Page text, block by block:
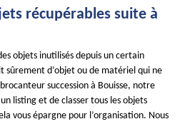
récupérables suite à
objets inutilisés depuis un certain
sûrement d’objet ou de matériel qui ne
succession à Bouisse, notre
listing et de classer tous les objets
vous épargne pour l’organisation. Nous